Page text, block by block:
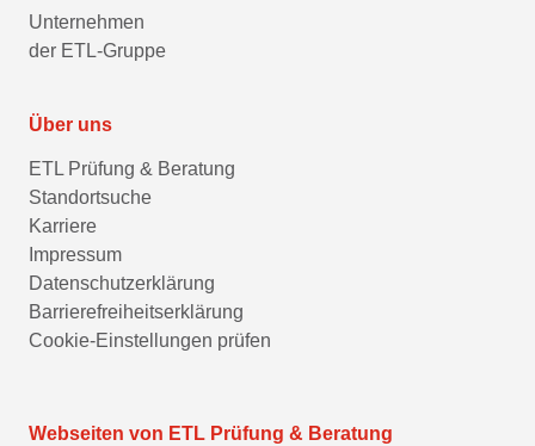
Unternehmen
der ETL-Gruppe
Über uns
ETL Prüfung & Beratung
Standortsuche
Karriere
Impressum
Datenschutzerklärung
Barrierefreiheitserklärung
Cookie-Einstellungen prüfen
Webseiten von ETL Prüfung & Beratung